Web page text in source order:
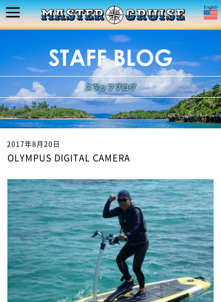
スタッフブログ
2017年8月20日
OLYMPUS DIGITAL CAMERA